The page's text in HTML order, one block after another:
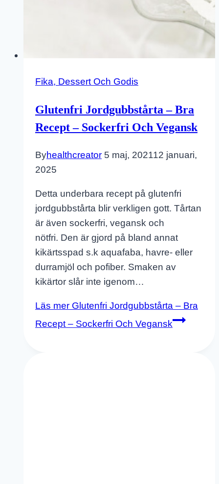
Fika, Dessert Och Godis
Glutenfri Jordgubbstårta – Bra
Recept – Sockerfri Och Vegansk
Byhealthcreator 5 maj, 202112 januari,
2025
Detta underbara recept på glutenfri
jordgubbstårta blir verkligen gott. Tårtan
är även sockerfri, vegansk och
nötfri. Den är gjord på bland annat
kikärtsspad s.k aquafaba, havre- eller
durramjöl och pofiber. Smaken av
kikärtor slår inte igenom…
Läs mer Glutenfri Jordgubbstårta – Bra
Recept – Sockerfri Och Vegansk